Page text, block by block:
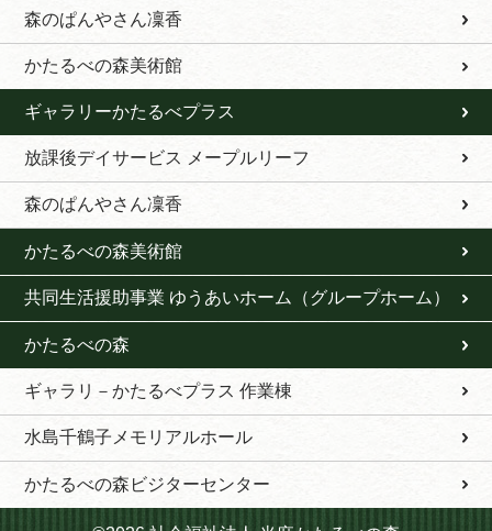
森のぱんやさん凜香
かたるべの森美術館
ギャラリーかたるべプラス
放課後デイサービス メープルリーフ
森のぱんやさん凜香
かたるべの森美術館
共同生活援助事業 ゆうあいホーム（グループホーム）
かたるべの森
ギャラリ－かたるべプラス 作業棟
水島千鶴子メモリアルホール
かたるべの森ビジターセンター